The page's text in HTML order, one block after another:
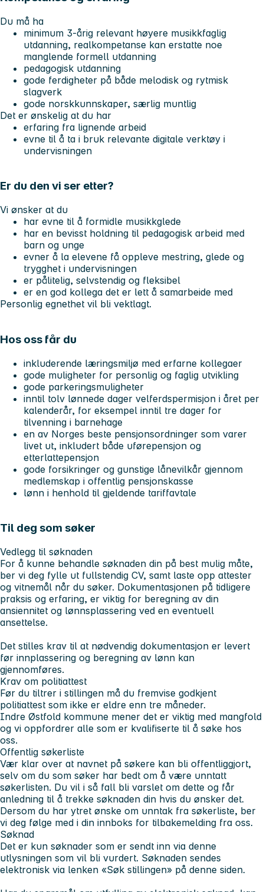
Du må ha
minimum 3-årig relevant høyere musikkfaglig
utdanning, realkompetanse kan erstatte noe
manglende formell utdanning
pedagogisk utdanning
gode ferdigheter på både melodisk og rytmisk
slagverk
gode norskkunnskaper, særlig muntlig
Det er ønskelig at du har
erfaring fra lignende arbeid
evne til å ta i bruk relevante digitale verktøy i
undervisningen
Er du den vi ser etter?
Vi ønsker at du
har evne til å formidle musikkglede
har en bevisst holdning til pedagogisk arbeid med
barn og unge
evner å la elevene få oppleve mestring, glede og
trygghet i undervisningen
er pålitelig, selvstendig og fleksibel
er en god kollega det er lett å samarbeide med
Personlig egnethet vil bli vektlagt.
Hos oss får du
inkluderende læringsmiljø med erfarne kollegaer
gode muligheter for personlig og faglig utvikling
gode parkeringsmuligheter
inntil tolv lønnede dager velferdspermisjon i året per
kalenderår, for eksempel inntil tre dager for
tilvenning i barnehage
en av Norges beste pensjonsordninger som varer
livet ut, inkludert både uførepensjon og
etterlattepensjon
gode forsikringer og gunstige lånevilkår gjennom
medlemskap i offentlig pensjonskasse
lønn i henhold til gjeldende tariffavtale
Til deg som søker
Vedlegg til søknaden
For å kunne behandle søknaden din på best mulig måte,
ber vi deg fylle ut fullstendig CV, samt laste opp attester
og vitnemål når du søker. Dokumentasjonen på tidligere
praksis og erfaring, er viktig for beregning av din
ansiennitet og lønnsplassering ved en eventuell
ansettelse.
Det stilles krav til at nødvendig dokumentasjon er levert
før innplassering og beregning av lønn kan
gjennomføres.
Krav om politiattest
Før du tiltrer i stillingen må du fremvise godkjent
politiattest som ikke er eldre enn tre måneder.
Indre Østfold kommune mener det er viktig med mangfold
og vi oppfordrer alle som er kvalifiserte til å søke hos
oss.
Offentlig søkerliste
Vær klar over at navnet på søkere kan bli offentliggjort,
selv om du som søker har bedt om å være unntatt
søkerlisten. Du vil i så fall bli varslet om dette og får
anledning til å trekke søknaden din hvis du ønsker det.
Dersom du har ytret ønske om unntak fra søkerliste, ber
vi deg følge med i din innboks for tilbakemelding fra oss.
Søknad
Det er kun søknader som er sendt inn via denne
utlysningen som vil bli vurdert. Søknaden sendes
elektronisk via lenken «Søk stillingen» på denne siden.